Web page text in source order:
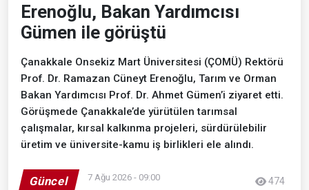
Erenoğlu, Bakan Yardımcısı
Gümen ile görüştü
Çanakkale Onsekiz Mart Üniversitesi (ÇOMÜ) Rektörü
Prof. Dr. Ramazan Cüneyt Erenoğlu, Tarım ve Orman
Bakan Yardımcısı Prof. Dr. Ahmet Gümen’i ziyaret etti.
Görüşmede Çanakkale’de yürütülen tarımsal
çalışmalar, kırsal kalkınma projeleri, sürdürülebilir
üretim ve üniversite-kamu iş birlikleri ele alındı.
Güncel 7 Ağu 2026 - 09:00 474